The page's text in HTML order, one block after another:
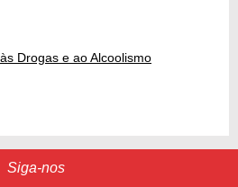
Drogas e ao Alcoolismo
Siga-nos